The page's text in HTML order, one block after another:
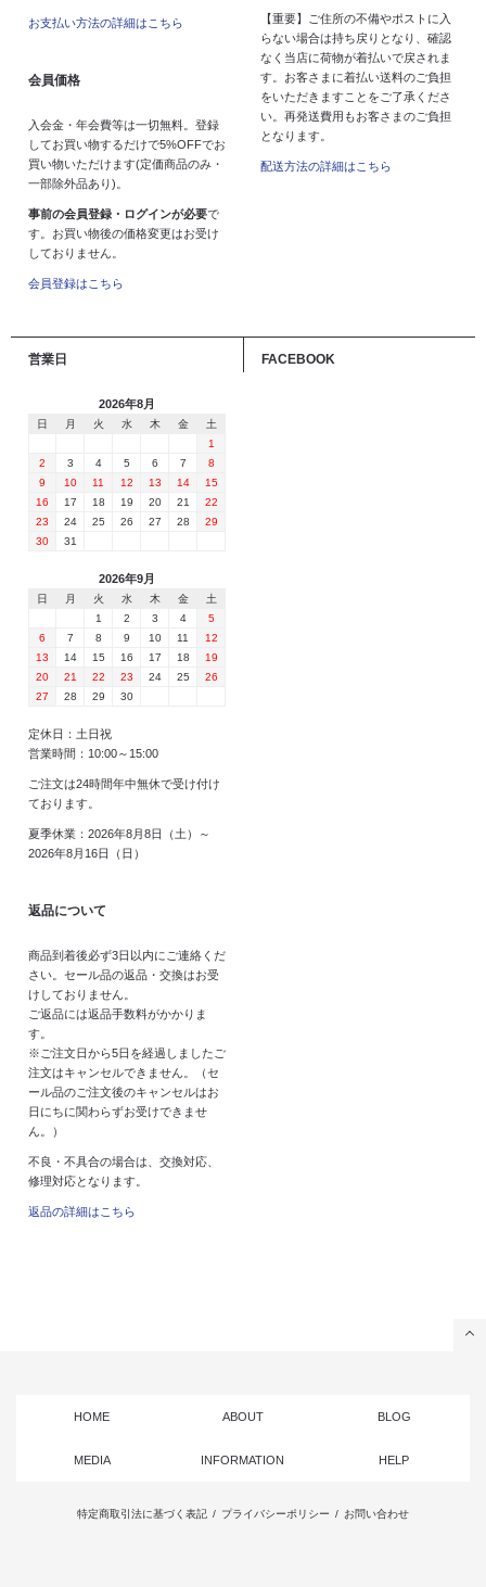
お支払い方法の詳細はこちら
会員価格
入会金・年会費等は一切無料。登録
してお買い物するだけで5%OFFでお
買い物いただけます(定価商品のみ・
一部除外品あり)。
事前の会員登録・ログインが必要で
す。お買い物後の価格変更はお受け
しておりません。
会員登録はこちら
【重要】ご住所の不備やポストに入
らない場合は持ち戻りとなり、確認
なく当店に荷物が着払いで戻されま
す。お客さまに着払い送料のご負担
をいただきますことをご了承くださ
い。再発送費用もお客さまのご負担
となります。
配送方法の詳細はこちら
営業日
2026年8月
日 月 火 水 木 金
土
1
2
3 4 5 6 7
8
9
10 11 12 13 14
15
16
17 18 19 20 21
22
23
24 25 26 27 28
29
30
31
2026年9月
日 月 火 水 木 金
土
1
2 3 4
5
6
7 8 9 10 11
12
13
14 15 16 17 18
19
20
21 22 23 24 25
26
27
28 29 30
定休日：土日祝
営業時間：10:00～15:00
ご注文は24時間年中無休で受け付け
ております。
夏季休業：2026年8月8日（土）～
2026年8月16日（日）
返品について
商品到着後必ず3日以内にご連絡くだ
さい。セール品の返品・交換はお受
けしておりません。
ご返品には返品手数料がかかりま
す。
※ご注文日から5日を経過しましたご
注文はキャンセルできません。（セ
ール品のご注文後のキャンセルはお
日にちに関わらずお受けできませ
ん。）
不良・不具合の場合は、交換対応、
修理対応となります。
返品の詳細はこちら
FACEBOOK
HOME ABOUT BLOG
MEDIA INFORMATION HELP
特定商取引法に基づく表記 / プライバシーポリシー / お問い合わせ